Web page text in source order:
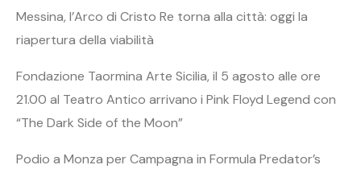
Messina, l’Arco di Cristo Re torna alla città: oggi la
riapertura della viabilità
Fondazione Taormina Arte Sicilia, il 5 agosto alle ore
21.00 al Teatro Antico arrivano i Pink Floyd Legend con
“The Dark Side of the Moon”
Podio a Monza per Campagna in Formula Predator’s